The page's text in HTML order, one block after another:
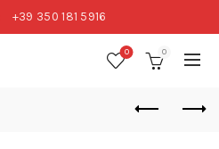
+39 350 181 5916
0 0